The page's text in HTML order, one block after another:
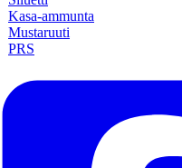
Kasa-ammunta
Mustaruuti
PRS